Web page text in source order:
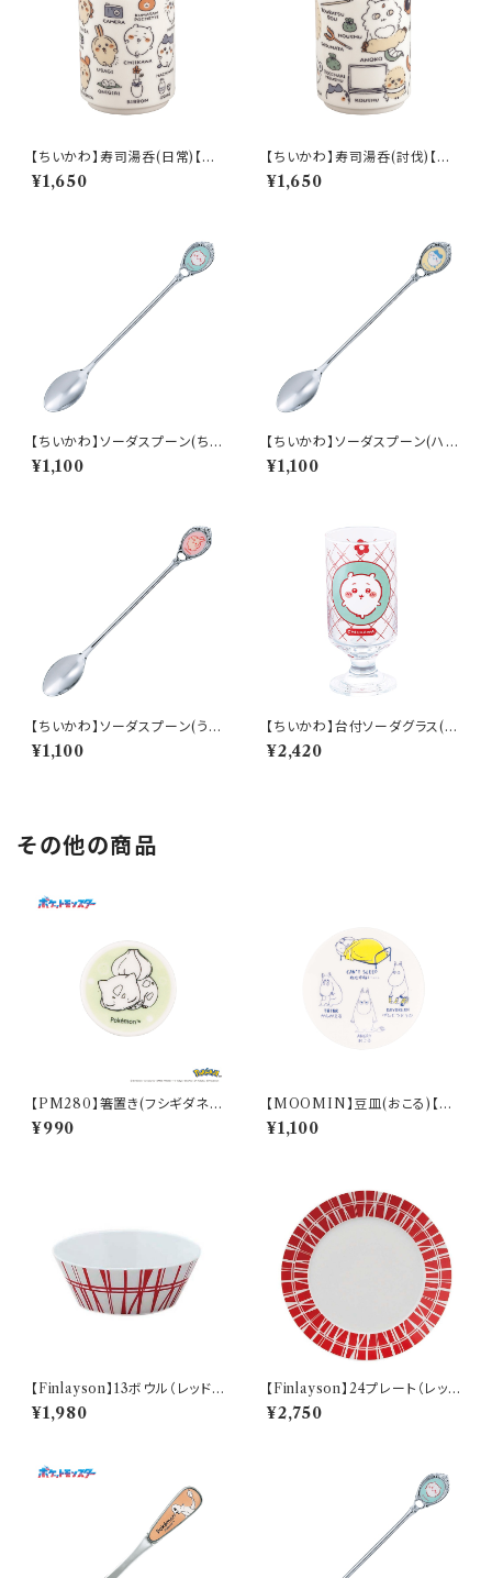
【ちいかわ】寿司湯呑(日常)【CK
W50】CKW51-327
¥1,650
【ちいかわ】寿司湯呑(討伐)【CK
W50】CKW52-327
¥1,650
【ちいかわ】ソーダスプーン(ちい
かわ)【CKW40】CKW41-850
¥1,100
【ちいかわ】ソーダスプーン(ハチ
ワレ)【CKW40】CKW42-850
¥1,100
【ちいかわ】ソーダスプーン(うさ
ぎ)【CKW40】CKW43-850
¥1,100
【ちいかわ】台付ソーダグラス(ち
いかわ)【CKW40】CKW41-81
3
¥2,420
その他の商品
【PM280】箸置き(フシギダネ)
【Daily Sketch】PM281-402
¥990
【MOOMIN】豆皿(おこる)【M
M14000】MM14003-333
¥1,100
【Finlayson】13ボウル（レッド）
【コロナ】
¥1,980
【Finlayson】24プレート（レッ
ド）【コロナ】
¥2,750